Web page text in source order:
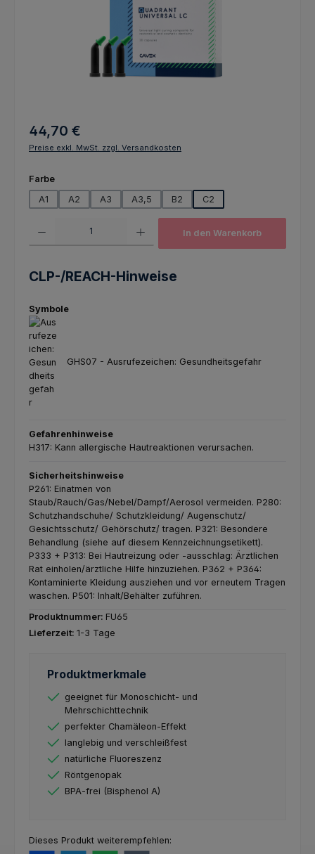
Regulärer Preis:
44,70 €
Preise exkl. MwSt. zzgl. Versandkosten
Farbeauswählen
A1
A2 A3 A3,5 B2 C2
In den Warenkorb
CLP-/REACH-Hinweise
Symbole
GHS07 - Ausrufezeichen: Gesundheitsgefahr
Gefahrenhinweise
H317: Kann allergische Hautreaktionen verursachen.
Sicherheitshinweise
P261: Einatmen von
Staub/Rauch/Gas/Nebel/Dampf/Aerosol vermeiden. P280:
Schutzhandschuhe/ Schutzkleidung/ Augenschutz/
Gesichtsschutz/ Gehörschutz/ tragen. P321: Besondere
Behandlung (siehe auf diesem Kennzeichnungsetikett).
P333 + P313: Bei Hautreizung oder -ausschlag: Ärztlichen
Rat einholen/ärztliche Hilfe hinzuziehen. P362 + P364:
Kontaminierte Kleidung ausziehen und vor erneutem Tragen
waschen. P501: Inhalt/Behälter zuführen.
Produktnummer: FU65
Lieferzeit: 1-3 Tage
Produktmerkmale
geeignet für Monoschicht- und
Mehrschichttechnik
perfekter Chamäleon-Effekt
langlebig und verschleißfest
natürliche Fluoreszenz
Röntgenopak
BPA-frei (Bisphenol A)
Dieses Produkt weiterempfehlen: